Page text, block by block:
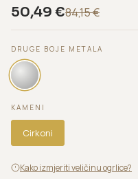
50,49 €84,15€
DRUGE BOJE METALA
KAMENI
Cirkoni
Kako izmjeriti veličinu ogrlice?